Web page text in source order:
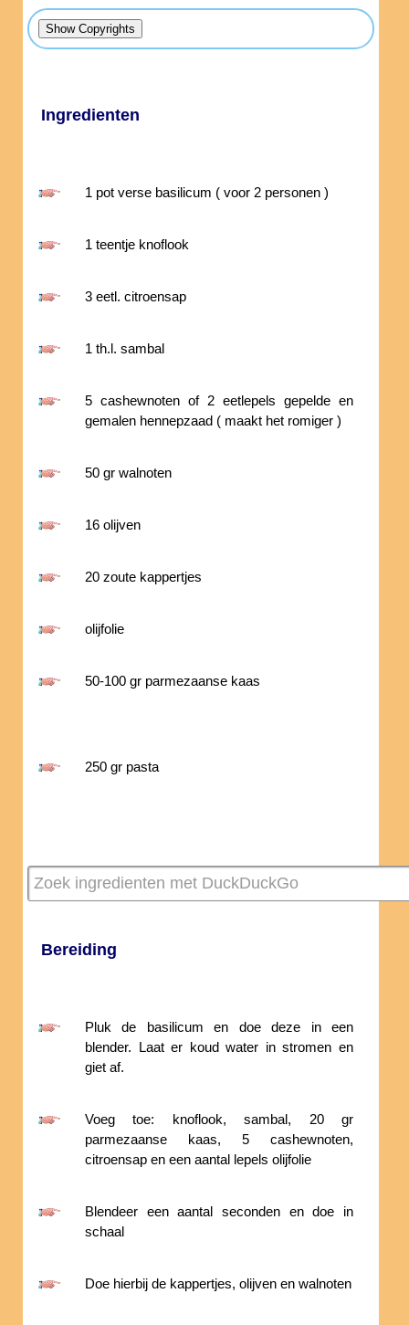
Ingredienten
1 pot verse basilicum ( voor 2 personen )
1 teentje knoflook
3 eetl. citroensap
1 th.l. sambal
5 cashewnoten of 2 eetlepels gepelde en
gemalen hennepzaad ( maakt het romiger )
50 gr walnoten
16 olijven
20 zoute kappertjes
olijfolie
50-100 gr parmezaanse kaas
250 gr pasta
Bereiding
Pluk de basilicum en doe deze in een
blender. Laat er koud water in stromen en
giet af.
Voeg toe: knoflook, sambal, 20 gr
parmezaanse kaas, 5 cashewnoten,
citroensap en een aantal lepels olijfolie
Blendeer een aantal seconden en doe in
schaal
Doe hierbij de kappertjes, olijven en walnoten